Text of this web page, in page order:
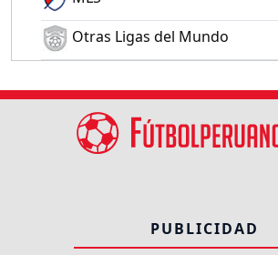
Otras Ligas del Mundo
PUBLICIDAD